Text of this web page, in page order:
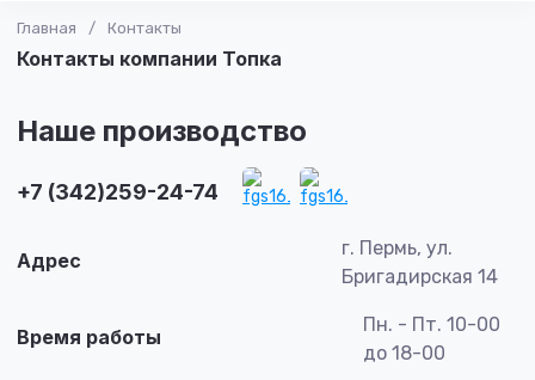
Главная / Контакты
Контакты компании Топка
Наше производство
+7 (342)259-24-74
Адрес
г. Пермь, ул.
Бригадирская 14
Время работы
Пн. - Пт. 10-00
до 18-00